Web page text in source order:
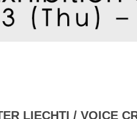
LIECHTI / VOICE